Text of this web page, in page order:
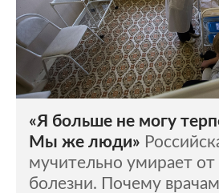
Культура
Ценности
Из жизни
Забота о себе
«Я больше не могу
Мы же люди»
мучительно умирает
болезни. Почему